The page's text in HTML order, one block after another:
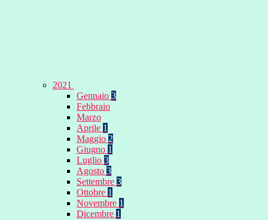
2021
Gennaio 3
Febbraio
Marzo
Aprile 1
Maggio 2
Giugno 1
Luglio 3
Agosto 3
Settembre 3
Ottobre 1
Novembre 1
Dicembre 1